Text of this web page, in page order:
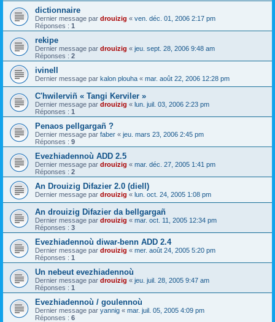
dictionnaire
Dernier message par drouizig « ven. déc. 01, 2006 2:17 pm
Réponses : 1
rekipe
Dernier message par drouizig « jeu. sept. 28, 2006 9:48 am
Réponses : 2
ivinell
Dernier message par kalon plouha « mar. août 22, 2006 12:28 pm
C'hwilerviñ « Tangi Kerviler »
Dernier message par drouizig « lun. juil. 03, 2006 2:23 pm
Réponses : 1
Penaos pellgargañ ?
Dernier message par faber « jeu. mars 23, 2006 2:45 pm
Réponses : 9
Evezhiadennoù ADD 2.5
Dernier message par drouizig « mar. déc. 27, 2005 1:41 pm
Réponses : 2
An Drouizig Difazier 2.0 (diell)
Dernier message par drouizig « lun. oct. 24, 2005 1:08 pm
An drouizig Difazier da bellgargañ
Dernier message par drouizig « mar. oct. 11, 2005 12:34 pm
Réponses : 3
Evezhiadennoù diwar-benn ADD 2.4
Dernier message par drouizig « mer. août 24, 2005 5:20 pm
Réponses : 1
Un nebeut evezhiadennoù
Dernier message par drouizig « jeu. juil. 28, 2005 9:47 am
Réponses : 1
Evezhiadennoù / goulennoù
Dernier message par yannig « mar. juil. 05, 2005 4:09 pm
Réponses : 6